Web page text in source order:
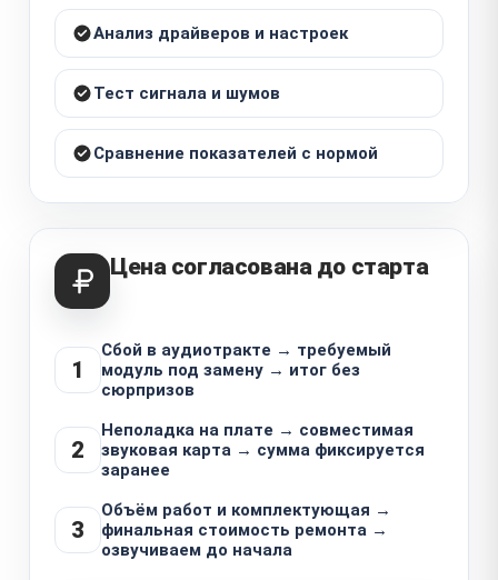
Анализ драйверов и настроек
Тест сигнала и шумов
Сравнение показателей с нормой
Цена согласована до старта
1
Сбой в аудиотракте → требуемый
модуль под замену → итог без
сюрпризов
2
Неполадка на плате → совместимая
звуковая карта → сумма фиксируется
заранее
3
Объём работ и комплектующая →
финальная стоимость ремонта →
озвучиваем до начала